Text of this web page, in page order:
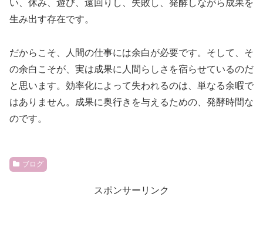
い、休み、遊び、遠回りし、失敗し、発酵しながら成果を
生み出す存在です。
だからこそ、人間の仕事には余白が必要です。そして、そ
の余白こそが、実は成果に人間らしさを宿らせているのだ
と思います。効率化によって失われるのは、単なる余暇で
はありません。成果に奥行きを与えるための、発酵時間な
のです。
ブログ
スポンサーリンク